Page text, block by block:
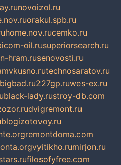
novoizol.ru
orakul.spb.ru
home.nov.rucemko.ru
oil.rusuperiorsearch.ru
hram.rusenovosti.ru
technosaratov.ru
bigbad.ru227gp.ruwes-ex.ru
black-lady.rustroy-db.com
dvigremont.ru
blogizotovoy.ru
remontdoma.com
vyitikho.rumirjon.ru
filosofyfree.com